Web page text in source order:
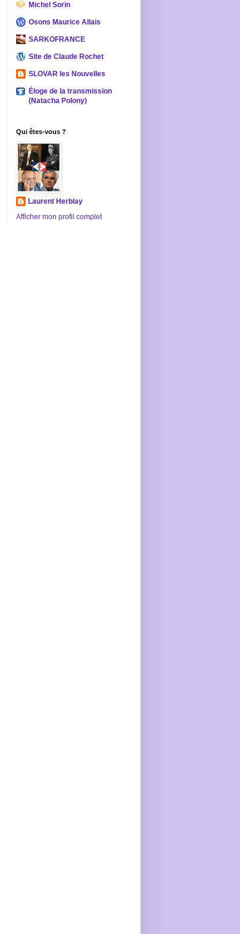
Michel Sorin
Osons Maurice Allais
SARKOFRANCE
Site de Claude Rochet
SLOVAR les Nouvelles
Éloge de la transmission
(Natacha Polony)
Qui êtes-vous ?
Laurent Herblay
Afficher mon profil complet